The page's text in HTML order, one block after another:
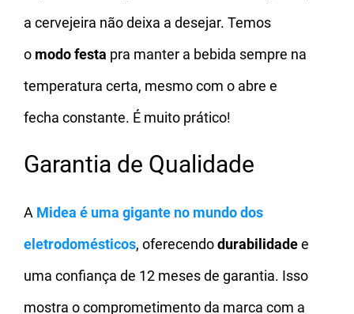
a cervejeira não deixa a desejar. Temos
o modo festa pra manter a bebida sempre na
temperatura certa, mesmo com o abre e
fecha constante. É muito prático!
Garantia de Qualidade
A Midea é uma gigante no mundo dos
eletrodomésticos, oferecendodurabilidadee
uma confiança de 12 meses de garantia. Isso
mostra o comprometimento da marca com a